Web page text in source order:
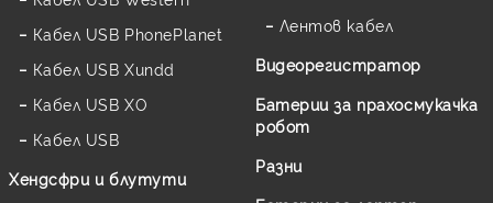
Кабел USB PhonePlanet
Кабел USB Xundd
Кабел USB XO
Кабел USB
Хендсфри и блутути
Лентов кабел
Видеорегистратор
Батерии за прахосмукачка
робот
Разни